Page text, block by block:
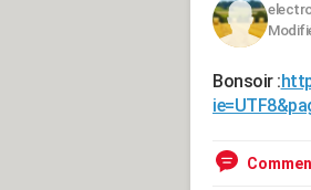
Bonsoir :